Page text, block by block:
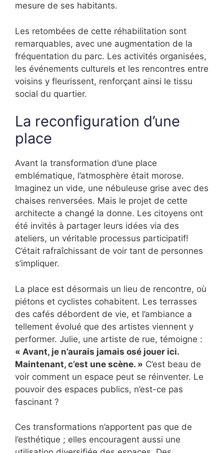
mesure de ses habitants.
Les retombées de cette réhabilitation sont
remarquables, avec une augmentation de la
fréquentation du parc. Les activités organisées,
les événements culturels et les rencontres entre
voisins y fleurissent, renforçant ainsi le tissu
social du quartier.
La reconfiguration d’une
place
Avant la transformation d’une place
emblématique, l’atmosphère était morose.
Imaginez un vide, une nébuleuse grise avec des
chaises renversées. Mais le projet de cette
architecte a changé la donne. Les citoyens ont
été invités à partager leurs idées via des
ateliers, un véritable processus participatif!
C’était rafraîchissant de voir tant de personnes
s’impliquer.
La place est désormais un lieu de rencontre, où
piétons et cyclistes cohabitent. Les terrasses
des cafés débordent de vie, et l’ambiance a
tellement évolué que des artistes viennent y
performer. Julie, une artiste de rue, témoigne :
« Avant, je n’aurais jamais osé jouer ici.
Maintenant, c’est une scène. » C’est beau de
voir comment un espace peut se réinventer. Le
pouvoir des espaces publics, n’est-ce pas
fascinant ?
Ces transformations n’apportent pas que de
l’esthétique ; elles encouragent aussi une